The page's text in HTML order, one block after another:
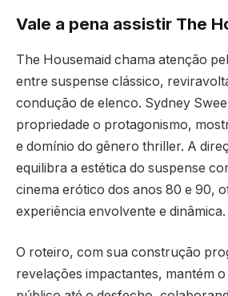
Vale a pena assistir The
The Housemaid chama atenção
entre suspense clássico,
condução de elenco. Sydney
propriedade o protagonismo,
e domínio do gênero thriller. A
equilibra a estética do suspense
cinema erótico dos anos 80 e 90,
experiência envolvente e dinâmica.
O roteiro, com sua construção
revelações impactantes, mantém